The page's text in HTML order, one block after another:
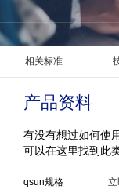
相关标准
产品资料
有没有想过如何使
可以在这里找到此
qsun规格